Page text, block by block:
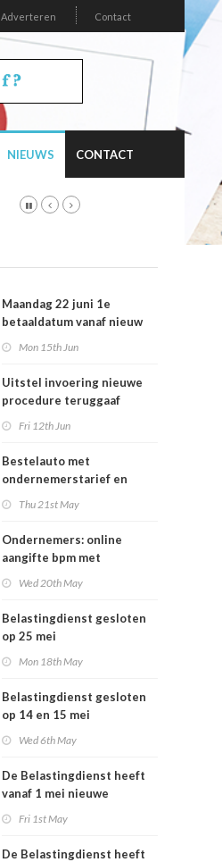
Adverteren Contact
NIEUWS CONTACT
Maandag 22 juni 1e
betaaldatum vanaf nieuw
Mon 15th Jun
Uitstel invoering nieuwe
procedure teruggaaf
Fri 12th Jun
Bestelauto met
ondernemerstarief en
tijdelijk minder
motorrijtuigenbelasting
Thu 21st May
Ondernemers: online
aangifte bpm met
Wed 20th May
Belastingdienst gesloten
op 25 mei
Mon 18th May
Belastingdienst gesloten
op 14 en 15 mei
Wed 6th May
De Belastingdienst heeft
vanaf 1 mei nieuwe
Fri 1st May
De Belastingdienst heeft